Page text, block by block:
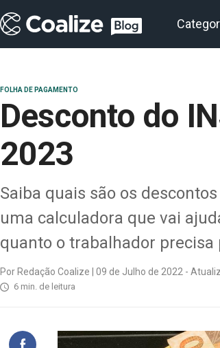
FOLHA DE PAGAMENTO
Desconto do
2023
Saiba quais são os
uma calculadora que vai
quanto o trabalhador precisa
Por Redação Coalize | 09 de Julho de 2022 -
6 min. de leitura